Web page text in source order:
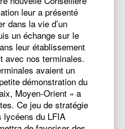
leur a présenté
dans la vie d’un
un échange sur le
leur établissement
avec nos terminales.
avaient un
démonstration du
Moyen-Orient » a
Ce jeu de stratégie
lycéens du LFIA